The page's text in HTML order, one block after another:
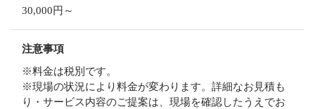
30,000円～
注意事項
※料金は税別です。
※現場の状況により料金が変わります。詳細なお見積も
り・サービス内容のご提案は、現場を確認したうえでお